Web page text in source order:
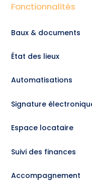
Fonctionnalités
Baux & documents
État des lieux
Automatisations
Signature
Espace locataire
Suivi des finances
Accompagnement